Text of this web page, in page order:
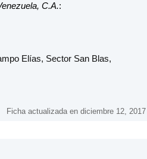
C.A.:
Elías, Sector San Blas,
Ficha actualizada en diciembre 12, 2017